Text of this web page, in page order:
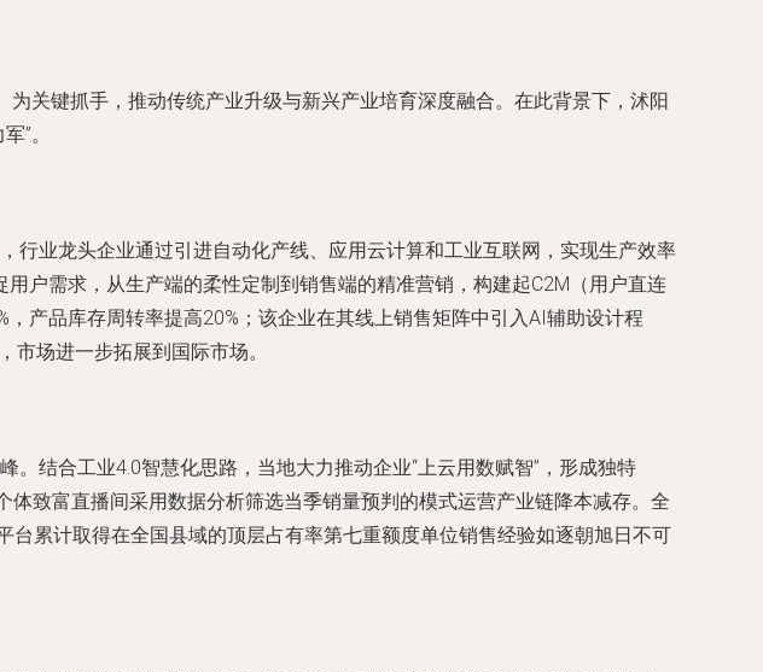
关键抓手，推动传统产业升级与新兴产业培育深度融合。在此背景下，沭阳
”。
业龙头企业通过引进自动化产线、应用云计算和工业互联网，实现生产效率
户需求，从生产端的柔性定制到销售端的精准营销，构建起C2M（用户直连
产品库存周转率提高20%；该企业在其线上销售矩阵中引入AI辅助设计程
场进一步拓展到国际市场。
结合工业4.0智慧化思路，当地大力推动企业“上云用数赋智”，形成独特
体致富直播间采用数据分析筛选当季销量预判的模式运营产业链降本减存。全
累计取得在全国县域的顶层占有率第七重额度单位销售经验如逐朝旭日不可